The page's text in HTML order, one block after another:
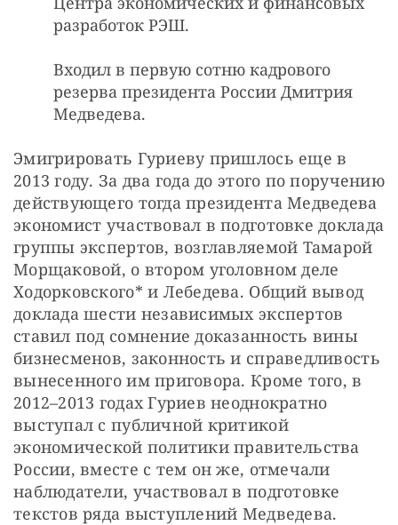
разработок РЭШ.
Входил в первую сотню кадрового
резерва президента России Дмитрия
Медведева.
Эмигрировать Гуриеву пришлось еще в
2013 году. За два года до этого по поручению
действующего тогда президента Медведева
экономист участвовал в подготовке доклада
группы экспертов, возглавляемой Тамарой
Морщаковой, о втором уголовном деле
Ходорковского* и Лебедева. Общий вывод
доклада шести независимых экспертов
ставил под сомнение доказанность вины
бизнесменов, законность и справедливость
вынесенного им приговора. Кроме того, в
2012–2013 годах Гуриев неоднократно
выступал с публичной критикой
экономической политики правительства
России, вместе с тем он же, отмечали
наблюдатели, участвовал в подготовке
текстов ряда выступлений Медведева.